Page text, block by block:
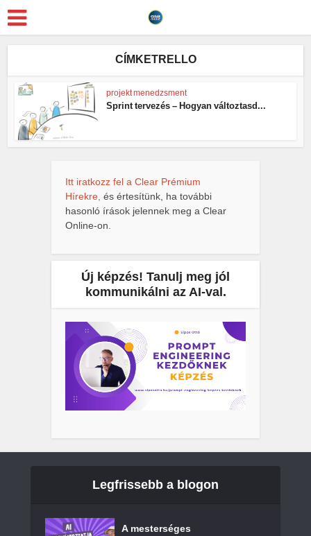
CÍMKETRELLO
projekt menedzsment
Sprint tervezés – Hogyan változtasd...
Itt iratkozz fel a Clear Prémium
Hírekre, és értesítünk, ha további
hasonló írások jelennek meg a Clear
Online-on.
Új képzés! Tanulj meg jól
kommunikálni az AI-val.
Legfrissebb a blogon
A mesterséges